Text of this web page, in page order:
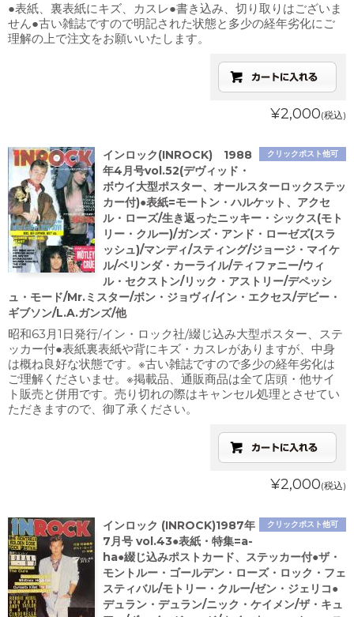
●表紙、裏表紙にキズ、カスレ●書き込み、切り取りはございま
せん●古い雑誌ですので明記された状態と多少の経年劣化にご
理解の上で注文をお願いいたします。
¥2,000(税込)
クリックポスト他可
インロック(INROCK) 1988
年4月号vol.52(デヴィッド・
ボウイ大型ポスター、オールスターロックステッ
カー付)●表紙=モートン・ハルケット、アクセ
ル・ローズ/生き返ったニッキー・シックス(モト
リー・クルー)/ガンズ・アンド・ローゼズ(スラ
ッシュ)/マンディ/スティング/ジョージ・マイケ
ル/ベリンダ・カーライル/ティファニー/ウィ
ル・セクストン/リック・アストリー/デペッシ
ュ・モード/Mr.ミスター/ボン・ジョヴィ/イン・エクセス/デビー・
ギブソン/L.A.ガンズ/他
昭和63月1日発行/イン・ロック社/綴じ込み大型ポスター、ステ
ッカー付●表紙裏表紙や背にキズ・カスレがありますが、中身
は概ね良好な状態です。※古い雑誌ですので多少の経年劣化は
ご理解くださいませ。※掲載品、通販商品は全て店頭・他サイ
ト販売と併用です。売り切れの際はキャンセル処理とさせてい
ただきますので、御了承ください。
¥2,000(税込)
クリックポスト他可
インロック (INROCK)1987年
7月号 vol.43●表紙・特集=a-
ha●綴じ込みポストカード、ステッカー付●ザ・
モントルー・ゴールデン・ローズ・ロック・フェ
スティバル/モトリー・クルー/ゼン・ジェリコ●
デュラン・デュラン/ニック・ケイメン/ザ・キュ